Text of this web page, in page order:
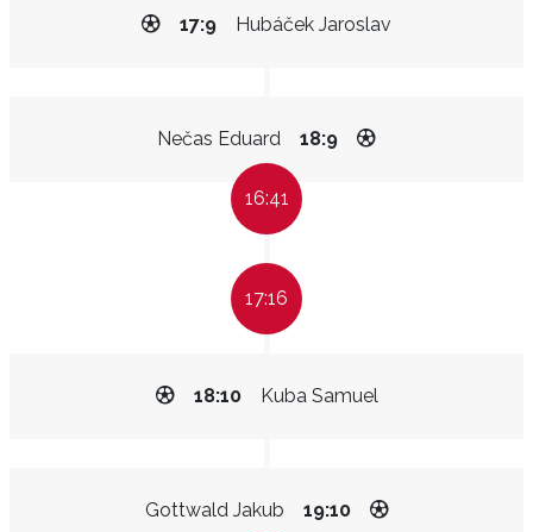
Hubáček Jaroslav
17:9
Nečas Eduard 18:9
16:41
17:16
Kuba Samuel
18:10
Gottwald Jakub 19:10